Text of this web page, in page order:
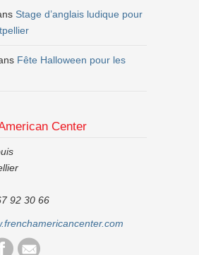
Stage d’anglais ludique pour
Fête Halloween pour les
Center
92 30 66